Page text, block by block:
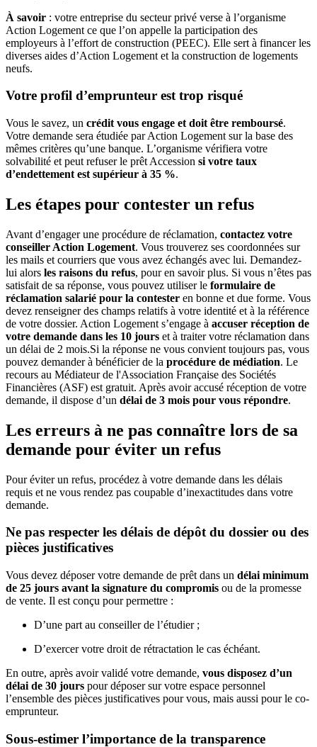
À savoir : votre entreprise du secteur privé verse à l’organisme
Action Logement ce que l’on appelle la participation des
employeurs à l’effort de construction (PEEC). Elle sert à financer les
diverses aides d’Action Logement et la construction de logements
neufs.
Votre profil d’emprunteur est trop risqué
Vous le savez, un crédit vous engage et doit être remboursé.
Votre demande sera étudiée par Action Logement sur la base des
mêmes critères qu’une banque. L’organisme vérifiera votre
solvabilité et peut refuser le prêt Accession si votre taux
d’endettement est supérieur à 35 %.
Les étapes pour contester un refus
Avant d’engager une procédure de réclamation, contactez votre
conseiller Action Logement. Vous trouverez ses coordonnées sur
les mails et courriers que vous avez échangés avec lui. Demandez-
lui alors les raisons du refus, pour en savoir plus. Si vous n’êtes pas
satisfait de sa réponse, vous pouvez utiliser le formulaire de
réclamation salarié pour la contester en bonne et due forme. Vous
devez renseigner des champs relatifs à votre identité et à la référence
de votre dossier. Action Logement s’engage à accuser réception de
votre demande dans les 10 jours et à traiter votre réclamation dans
un délai de 2 mois.Si la réponse ne vous convient toujours pas, vous
pouvez demander à bénéficier de la procédure de médiation. Le
recours au Médiateur de l'Association Française des Sociétés
Financières (ASF) est gratuit. Après avoir accusé réception de votre
demande, il dispose d’un délai de 3 mois pour vous répondre.
Les erreurs à ne pas connaître lors de sa
demande pour éviter un refus
Pour éviter un refus, procédez à votre demande dans les délais
requis et ne vous rendez pas coupable d’inexactitudes dans votre
demande.
Ne pas respecter les délais de dépôt du dossier ou des
pièces justificatives
Vous devez déposer votre demande de prêt dans un délai minimum
de 25 jours avant la signature du compromis ou de la promesse
de vente. Il est conçu pour permettre :
D’une part au conseiller de l’étudier ;
D’exercer votre droit de rétractation le cas échéant.
En outre, après avoir validé votre demande, vous disposez d’un
délai de 30 jours pour déposer sur votre espace personnel
l’ensemble des pièces justificatives pour vous, mais aussi pour le co-
emprunteur.
Sous-estimer l’importance de la transparence